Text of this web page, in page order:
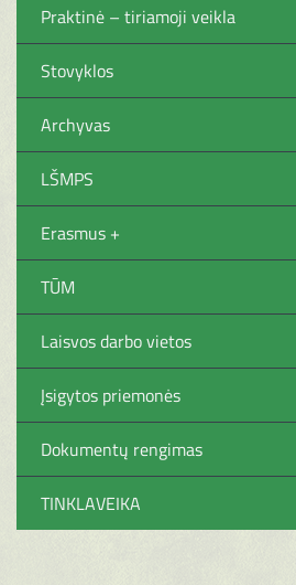
Praktinė – tiriamoji veikla
Stovyklos
Archyvas
LŠMPS
Erasmus +
TŪM
Laisvos darbo vietos
Įsigytos priemonės
Dokumentų rengimas
TINKLAVEIKA